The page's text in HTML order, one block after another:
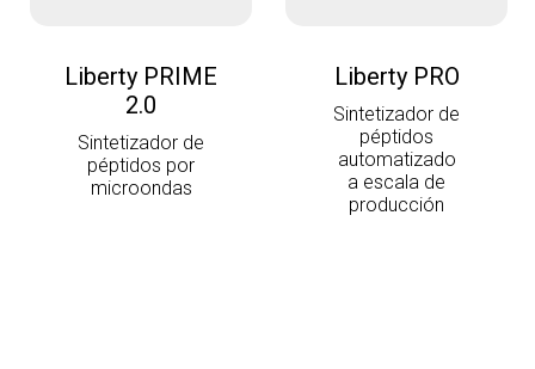
Liberty PRIME
2.0
Sintetizador de
péptidos por
microondas
Liberty PRO
Sintetizador de
péptidos
automatizado
a escala de
producción